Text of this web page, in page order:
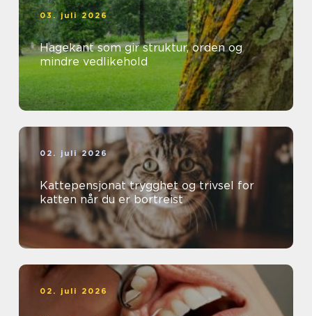
03. juli 2026
Hagekant som gir struktur, orden og
mindre vedlikehold
02. juli 2026
Kattepensjonat trygghet og trivsel for
katten når du er bortreist
02. juli 2026